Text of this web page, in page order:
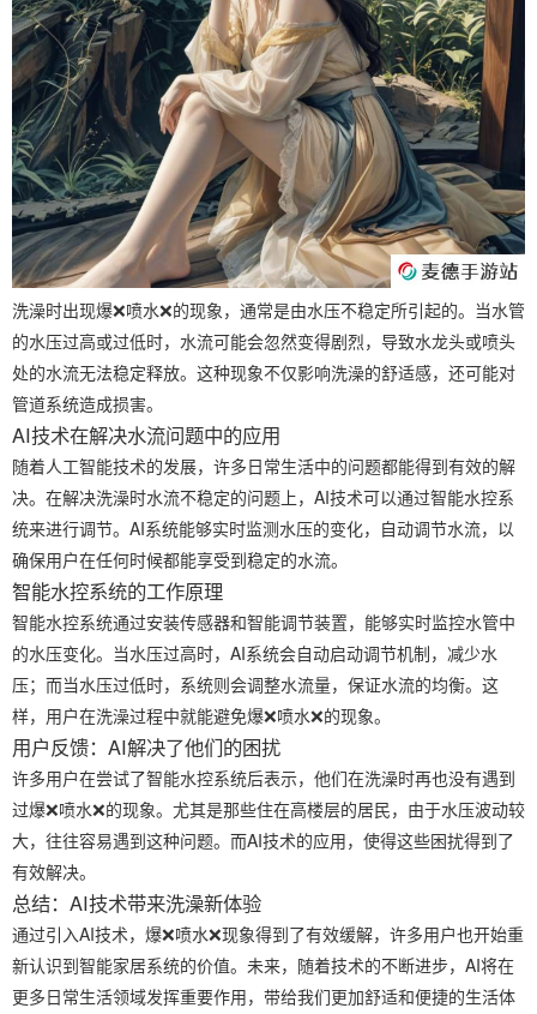
洗澡时出现爆❌喷水❌的现象，通常是由水压不稳定所引起的。当水管
的水压过高或过低时，水流可能会忽然变得剧烈，导致水龙头或喷头
处的水流无法稳定释放。这种现象不仅影响洗澡的舒适感，还可能对
管道系统造成损害。
AI技术在解决水流问题中的应用
随着人工智能技术的发展，许多日常生活中的问题都能得到有效的解
决。在解决洗澡时水流不稳定的问题上，AI技术可以通过智能水控系
统来进行调节。AI系统能够实时监测水压的变化，自动调节水流，以
确保用户在任何时候都能享受到稳定的水流。
智能水控系统的工作原理
智能水控系统通过安装传感器和智能调节装置，能够实时监控水管中
的水压变化。当水压过高时，AI系统会自动启动调节机制，减少水
压；而当水压过低时，系统则会调整水流量，保证水流的均衡。这
样，用户在洗澡过程中就能避免爆❌喷水❌的现象。
用户反馈：AI解决了他们的困扰
许多用户在尝试了智能水控系统后表示，他们在洗澡时再也没有遇到
过爆❌喷水❌的现象。尤其是那些住在高楼层的居民，由于水压波动较
大，往往容易遇到这种问题。而AI技术的应用，使得这些困扰得到了
有效解决。
总结：AI技术带来洗澡新体验
通过引入AI技术，爆❌喷水❌现象得到了有效缓解，许多用户也开始重
新认识到智能家居系统的价值。未来，随着技术的不断进步，AI将在
更多日常生活领域发挥重要作用，带给我们更加舒适和便捷的生活体